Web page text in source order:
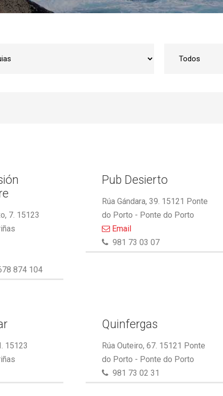
7. 15123
874 104
Pub Desierto
Rúa Gándara, 39. 15121 Ponte
do Porto - Ponte do Porto
Email
981 73 03 07
15123
Quinfergas
Rúa Outeiro, 67. 15121 Ponte
do Porto - Ponte do Porto
981 73 02 31